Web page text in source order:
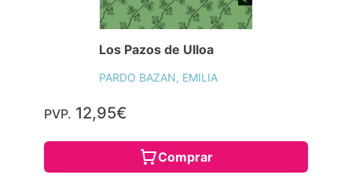
Los Pazos de Ulloa
PARDO BAZAN, EMILIA
PVP. 12,95€
Comprar